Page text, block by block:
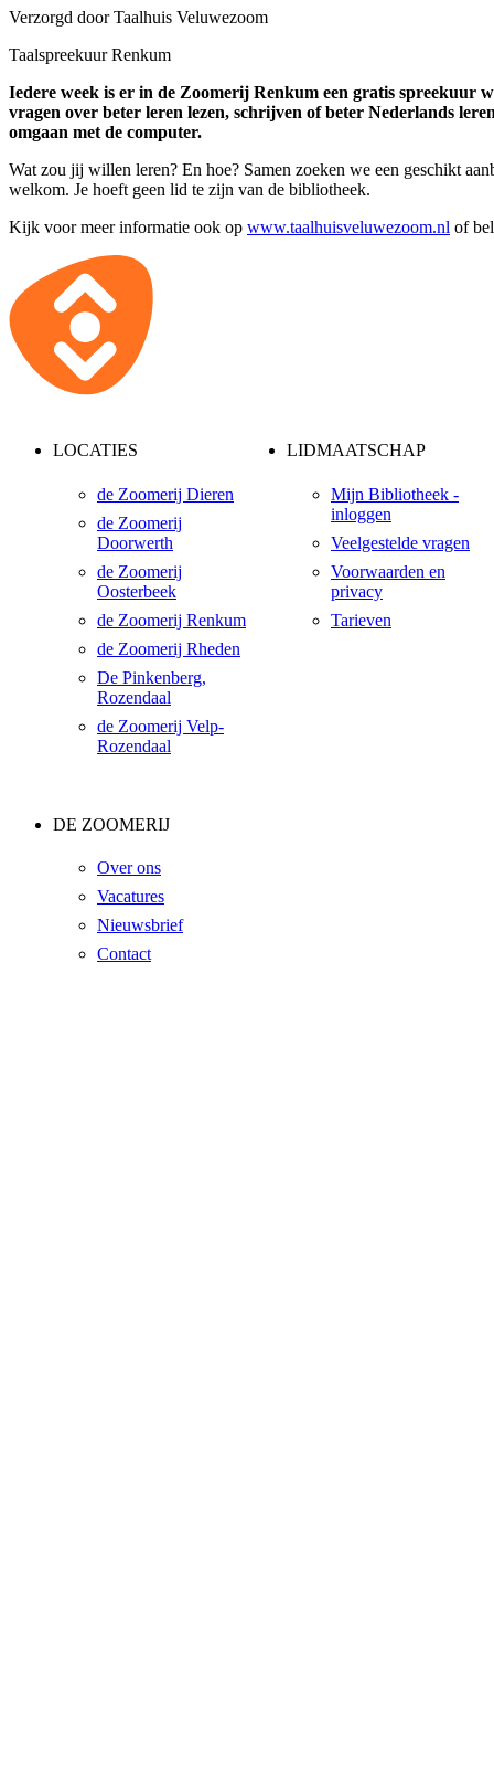
Verzorgd door Taalhuis Veluwezoom
Taalspreekuur Renkum
Iedere week is er in de Zoomerij Renkum een gratis spreekuur
vragen over beter leren lezen, schrijven of beter Nederlands
omgaan met de computer.
Wat zou jij willen leren? En hoe? Samen zoeken we een geschikt
welkom. Je hoeft geen lid te zijn van de bibliotheek.
Kijk voor meer informatie ook op www.taalhuisveluwezoom.nl of
LOCATIES
de Zoomerij Dieren
de Zoomerij
Doorwerth
de Zoomerij
Oosterbeek
de Zoomerij Renkum
de Zoomerij Rheden
De Pinkenberg,
Rozendaal
de Zoomerij Velp-
Rozendaal
LIDMAATSCHAP
Mijn Bibliotheek -
inloggen
Veelgestelde vragen
Voorwaarden en
privacy
Tarieven
DE ZOOMERIJ
Over ons
Vacatures
Nieuwsbrief
Contact